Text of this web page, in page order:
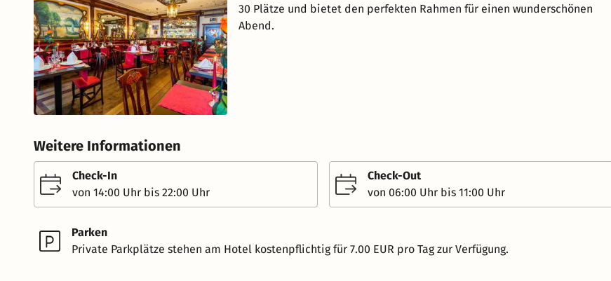
30 Plätze und bietet den perfekten Rahmen für einen wunderschönen
Abend.
Weitere Informationen
Check-In
von 14:00 Uhr bis 22:00 Uhr
Check-Out
von 06:00 Uhr bis 11:00 Uhr
Parken
Private Parkplätze stehen am Hotel kostenpflichtig für 7.00 EUR pro Tag zur Verfügung.